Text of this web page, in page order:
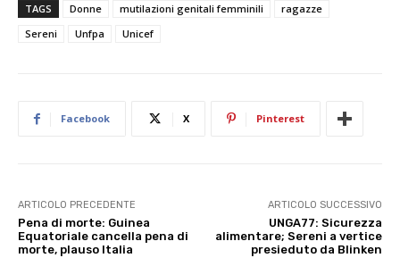
TAGS Donne mutilazioni genitali femminili
ragazze
Sereni
Unfpa Unicef
Facebook X Pinterest
ARTICOLO PRECEDENTE
Pena di morte: Guinea
Equatoriale cancella pena di
morte, plauso Italia
ARTICOLO SUCCESSIVO
UNGA77: Sicurezza
alimentare; Sereni a vertice
presieduto da Blinken